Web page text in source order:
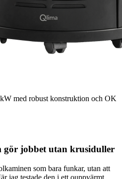
med robust konstruktion och OK
gör jobbet utan krusiduller
som bara funkar, utan att
jag testade den i ett ouppvärmt